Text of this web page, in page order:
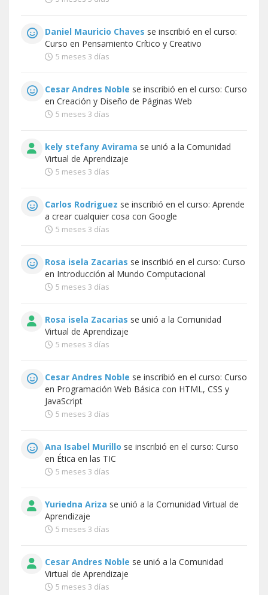
Daniel Mauricio Chaves se inscribió en el curso:
Curso en Pensamiento Crítico y Creativo
5 meses 3 días
Cesar Andres Noble se inscribió en el curso: Curso
en Creación y Diseño de Páginas Web
5 meses 3 días
kely stefany Avirama se unió a la Comunidad
Virtual de Aprendizaje
5 meses 3 días
Carlos Rodriguez se inscribió en el curso: Aprende
a crear cualquier cosa con Google
5 meses 3 días
Rosa isela Zacarias se inscribió en el curso: Curso
en Introducción al Mundo Computacional
5 meses 3 días
Rosa isela Zacarias se unió a la Comunidad
Virtual de Aprendizaje
5 meses 3 días
Cesar Andres Noble se inscribió en el curso: Curso
en Programación Web Básica con HTML, CSS y
JavaScript
5 meses 3 días
Ana Isabel Murillo se inscribió en el curso: Curso
en Ética en las TIC
5 meses 3 días
Yuriedna Ariza se unió a la Comunidad Virtual de
Aprendizaje
5 meses 3 días
Cesar Andres Noble se unió a la Comunidad
Virtual de Aprendizaje
5 meses 3 días